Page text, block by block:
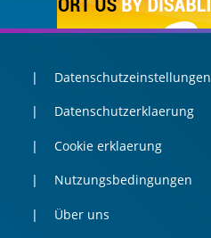
Datenschutzeinstellungen
Datenschutzerklaerung
Cookie erklaerung
Nutzungsbedingungen
Über uns